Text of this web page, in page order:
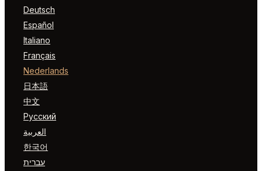
Deutsch
Español
Italiano
Français
Nederlands
日本語
中文
Русский
العربية
한국어
עברית